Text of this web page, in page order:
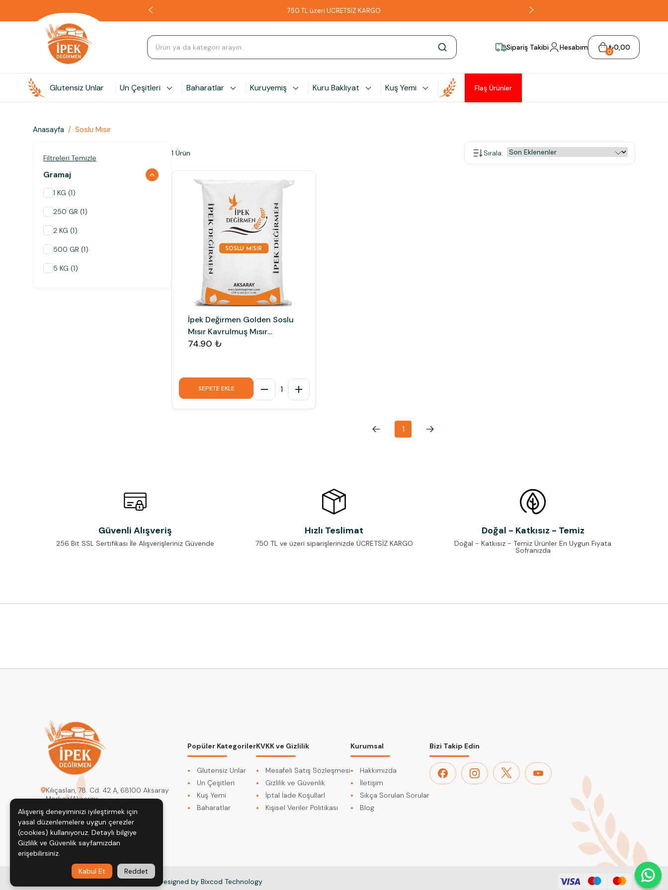
750 TL üzeri ÜCRETSİZ KARGO
Sipariş Takibi Hesabım 0₺0,00
Glutensiz Unlar Un Çeşitleri Baharatlar Kuruyemiş Kuru Bakliyat Kuş Yemi Flaş Ürünler
Anasayfa / Soslu Mısır
Filtreleri Temizle
Gramaj
1 KG (1)
250 GR (1)
2 KG (1)
500 GR (1)
5 KG (1)
1 Ürün Sırala:
İpek Değirmen Golden Soslu
Mısır Kavrulmuş Mısır
Kavurga
74.90 ₺
SEPETE EKLE 1
1
Güvenli Alışveriş
256 Bit SSL Sertifikası İle Alışverişleriniz Güvende
Hızlı Teslimat
750 TL ve üzeri siparişlerinizde ÜCRETSİZ KARGO
Doğal - Katkısız - Temiz
Doğal - Katkısız - Temiz Ürünler En Uygun Fiyata
Sofranızda
Kılıçaslan, 78. Cd. 42 A, 68100 Aksaray
Merkez/Aksaray
degirmenipek@gmail.com
0542 617 72 95
Popüler Kategoriler
Glutensiz Unlar
Un Çeşitleri
Kuş Yemi
Baharatlar
KVKK ve Gizlilik
Mesafeli Satış Sözleşmesi
Gizlilik ve Güvenlik
İptal İade KoşullarI
Kişisel Veriler Politikası
Kurumsal
Hakkımızda
İletişim
Sıkça Sorulan Sorular
Blog
Bizi Takip Edin
© İpekdeğirmen Tüm Hakları Saklıdır. | Designed by Bixcod Technology
Alışveriş deneyiminizi iyileştirmek için
yasal düzenlemelere uygun çerezler
(cookies) kullanıyoruz. Detaylı bilgiye
Gizlilik ve Güvenlik sayfamızdan
erişebilirsiniz.
Kabul Et
Reddet